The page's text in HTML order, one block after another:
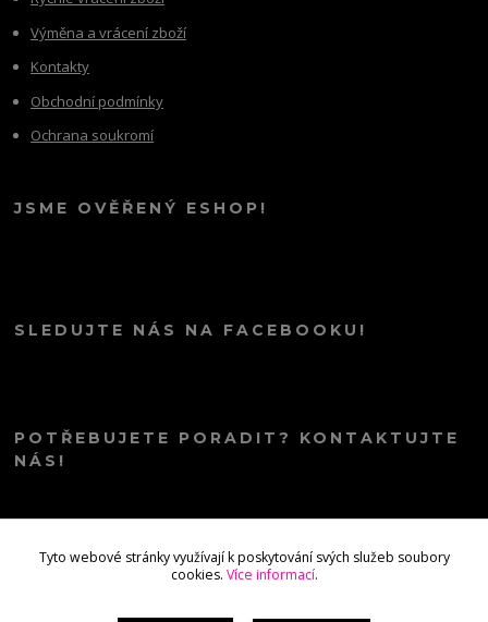
Výměna a vrácení zboží
Kontakty
Obchodní podmínky
Ochrana soukromí
JSME OVĚŘENÝ ESHOP!
SLEDUJTE NÁS NA FACEBOOKU!
POTŘEBUJETE PORADIT? KONTAKTUJTE
NÁS!
Tyto webové stránky využívají k poskytování svých služeb soubory
cookies. Více informací.